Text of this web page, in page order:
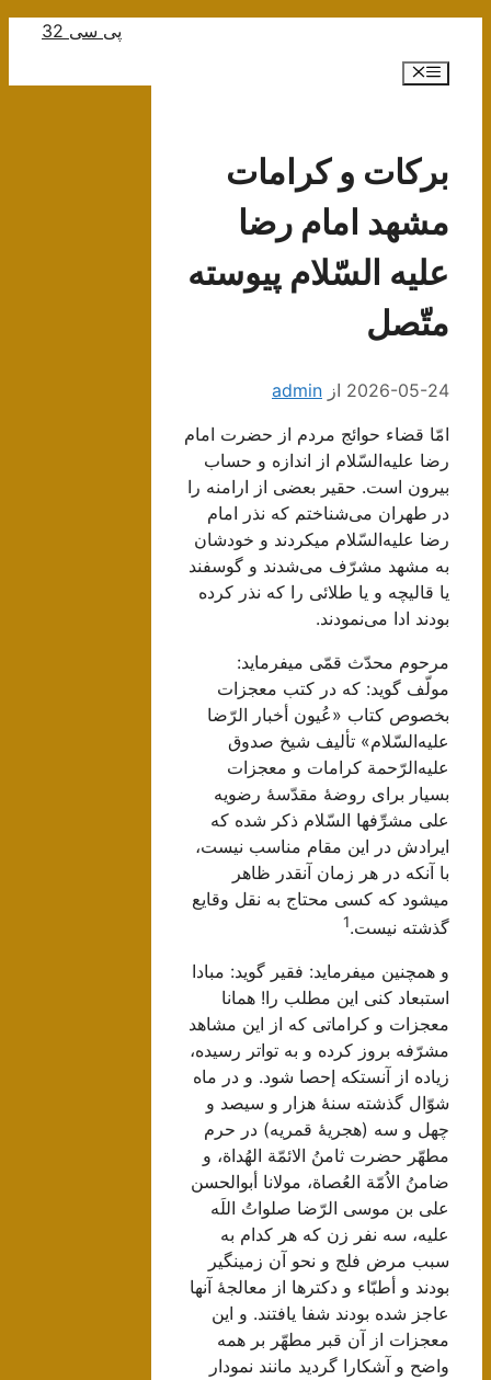
پی سی 32
فهرست
بركات‌ و كرامات‌
مشهد امام‌ رضا
عليه‌ السّلام‌ پيوسته‌
متّصل‌
2026-05-24 از admin
امّا قضاء حوائج‌ مردم‌ از حضرت‌ امام‌
رضا علیه‌السّلام‌ از اندازه‌ و حساب‌
بیرون‌ است‌. حقیر بعضی‌ از ارامنه‌ را
در طهران‌ می‌شناختم‌ که‌ نذر امام‌
رضا علیه‌السّلام‌ میکردند و خودشان‌
به‌ مشهد مشرّف‌ می‌شدند و گوسفند
یا قالیچه‌ و یا طلائی‌ را که‌ نذر کرده‌
بودند ادا می‌نمودند.
مولّف‌ گوید: که‌ در کتب‌ معجزات‌
بخصوص‌ کتاب‌ «عُیون‌ أخبار الرّضا
علیه‌السّلام‌» تألیف‌ شیخ‌ صدوق‌
علیه‌الرّحمة‌ کرامات‌ و معجزات‌
بسیار برای‌ روضۀ مقدّسۀ رضویه‌
علی‌ مشرِّفها السّلام‌ ذکر شده‌ که‌
ایرادش‌ در این‌ مقام‌ مناسب‌ نیست‌،
با آنکه‌ در هر زمان‌ آنقدر ظاهر
میشود که‌ کسی‌ محتاج‌ به‌ نقل‌ وقایع‌
گذشته‌ نیست‌.
و همچنین‌ میفرماید: فقیر گوید: مبادا
استبعاد کنی‌ این‌ مطلب‌ را! همانا
معجزات‌ و کراماتی‌ که‌ از این‌ مشاهد
مشرّفه‌ بروز کرده‌ و به‌ تواتر رسیده‌،
زیاده‌ از آنستکه‌ إحصا شود. و در ماه‌
شوّال‌ گذشته‌ سنۀ هزار و سیصد و
چهل‌ و سه‌ (هجریۀ قمریه‌) در حرم‌
مطهّر حضرت‌ ثامنُ الائمّة‌ الهُداة‌، و
ضامنُ الاُمّة‌ العُصاة‌، مولانا أبوالحسن‌
علی بن‌ موسی‌ الرّضا صلواتُ اللَه‌
علیه‌، سه‌ نفر زن‌ که‌ هر کدام‌ به‌
سبب‌ مرض‌ فلج‌ و نحو آن‌ زمینگیر
بودند و أطبّاء و دکترها از معالجۀ آنها
عاجز شده‌ بودند شفا یافتند. و این‌
معجزات‌ از آن‌ قبر مطهّر بر همه‌
واضح‌ و آشکارا گردید مانند نمودار